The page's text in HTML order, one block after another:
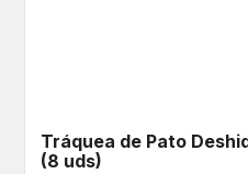
Tráquea de Pato
(8 uds)